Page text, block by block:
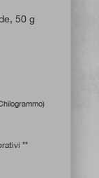
su 5 stelle
50 g
**